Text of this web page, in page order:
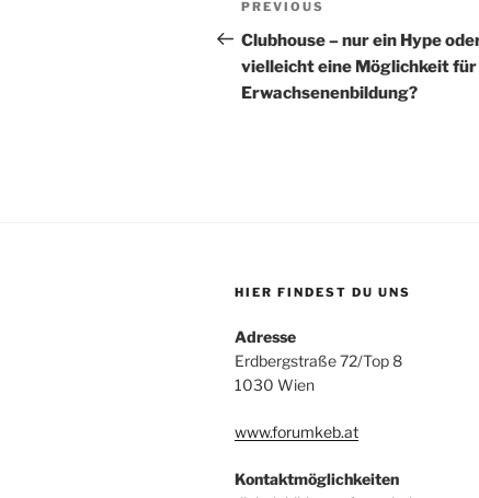
Previous
Post
PREVIOUS
Clubhouse – nur ein Hype
vielleicht eine Möglichkeit für
Erwachsenenbildung?
HIER FINDEST DU UNS
Adresse
Erdbergstraße 72/Top 8
1030 Wien
www.forumkeb.at
Kontaktmöglichkeiten